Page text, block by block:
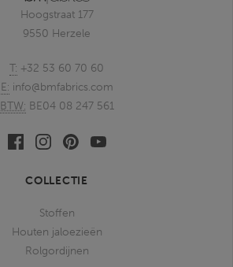
Hoogstraat 177
9550 Herzele
T: +32 53 60 70 60
E: info@bmfabrics.com
BTW: BE04 08 247 561
FacebookLinkedinPinterestYoutube
COLLECTIE
Stoffen
Houten jaloezieën
Rolgordijnen